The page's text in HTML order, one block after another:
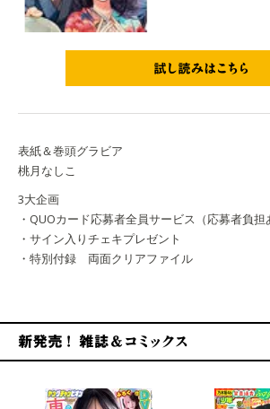
表紙＆巻頭グラビア
桃月なしこ
3大企画
・QUOカード応募者全員サービス（応募者負担
・サイン入りチェキプレゼント
・特別付録 両面クリアファイル